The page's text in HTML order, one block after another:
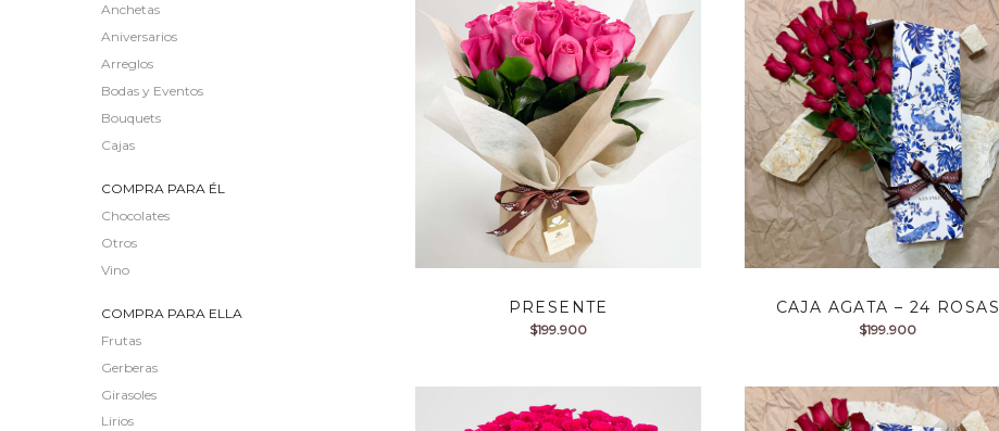
PRESENTE
$199.900
CAJA AGATA – 24 ROSAS
$199.900
Anchetas
Aniversarios
Arreglos
Bodas y Eventos
Bouquets
Cajas
COMPRA PARA ÉL
Chocolates
Otros
Vino
COMPRA PARA ELLA
Frutas
Gerberas
Girasoles
Lirios